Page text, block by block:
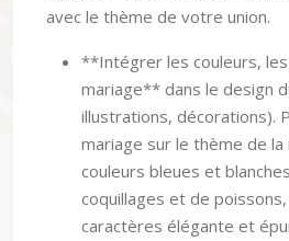
avec le thème de votre union.
**Intégrer les couleurs,
mariage** dans le design
illustrations, décorations).
mariage sur le thème de
couleurs bleues et
coquillages et de
caractères élégante et